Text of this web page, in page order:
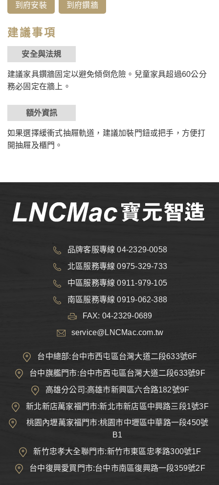
到府安裝 到府鑽牆
建議事項
安全與法規
建議家具鑽牆固定以避免傾倒危險。兒童家具超過60公分
務必固定在牆上。
額外資訊
如果選擇緩衝式抽屜軌道，建議加裝門鈕或把手，方便打
開抽屜及櫃門。
品牌客服專線 04-2329-0058
北區服務專線 0975-329-733
中區服務專線 0911-979-105
南區服務專線 0919-062-388
FAX: 04-2329-0689
service@LNCMac.com.tw
台中總部:台中市西屯區台灣大道二段633號6F
台中旗艦門市:台中市西屯區台灣大道二段633號9F
高雄分公司:高雄市新興區六合路182號9F
新北新店萬家福門市:新北市新店區中興路三段1號3F
桃園內壢萬家福門市:桃園市中壢區中華路一段450號
B1
新竹忠孝大全聯門市:新竹市東區忠孝路300號1F
台中復興愛買門市:台中市南區復興路一段359號2F